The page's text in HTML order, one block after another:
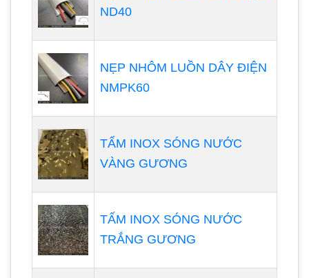
ND40
NẸP NHÔM LUỒN DÂY ĐIỆN
NMPK60
TẤM INOX SÓNG NƯỚC
VÀNG GƯƠNG
TẤM INOX SÓNG NƯỚC
TRẮNG GƯƠNG